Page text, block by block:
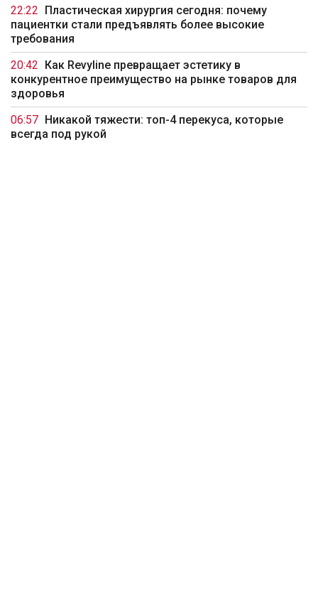
22:22
Пластическая хирургия сегодня: почему
пациентки стали предъявлять более высокие
требования
20:42
Как Revyline превращает эстетику в
конкурентное преимущество на рынке товаров для
здоровья
06:57
Никакой тяжести: топ-4 перекуса, которые
всегда под рукой